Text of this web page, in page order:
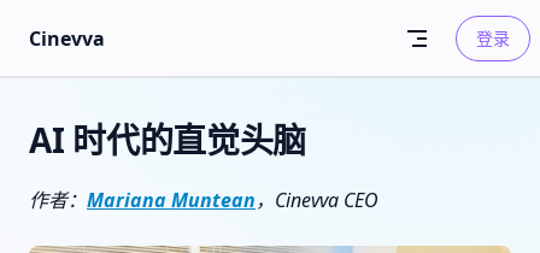
Skip to content
Cinevva 登录
AI 时代的直觉头脑
作者： Mariana Muntean，Cinevva CEO